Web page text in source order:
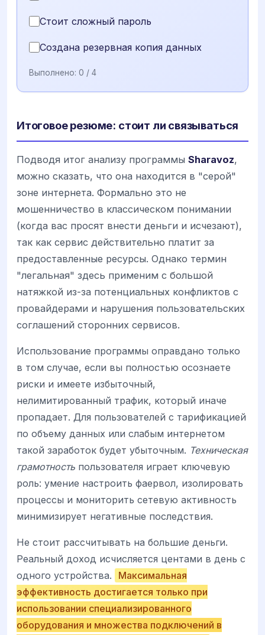
Стоит сложный пароль
Создана резервная копия данных
Выполнено: 0 / 4
Итоговое резюме: стоит ли связываться
Подводя итог анализу программы Sharavoz,
можно сказать, что она находится в "серой"
зоне интернета. Формально это не
мошенничество в классическом понимании
(когда вас просят внести деньги и исчезают),
так как сервис действительно платит за
предоставленные ресурсы. Однако термин
"легальная" здесь применим с большой
натяжкой из-за потенциальных конфликтов с
провайдерами и нарушения пользовательских
соглашений сторонних сервисов.
Использование программы оправдано только
в том случае, если вы полностью осознаете
риски и имеете избыточный,
нелимитированный трафик, который иначе
пропадает. Для пользователей с тарификацией
по объему данных или слабым интернетом
такой заработок будет убыточным. Техническая
грамотность пользователя играет ключевую
роль: умение настроить фаервол, изолировать
процессы и мониторить сетевую активность
минимизирует негативные последствия.
Не стоит рассчитывать на большие деньги.
Реальный доход исчисляется центами в день с
одного устройства.
Максимальная
эффективность достигается только при
использовании специализированного
оборудования и множества подключений в